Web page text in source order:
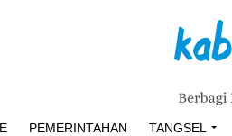
PEMERINTAHAN TANGSEL